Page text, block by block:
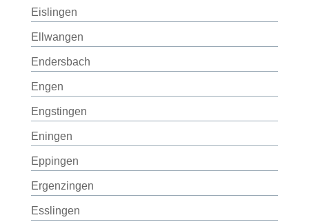
Eislingen
Ellwangen
Endersbach
Engen
Engstingen
Eningen
Eppingen
Ergenzingen
Esslingen